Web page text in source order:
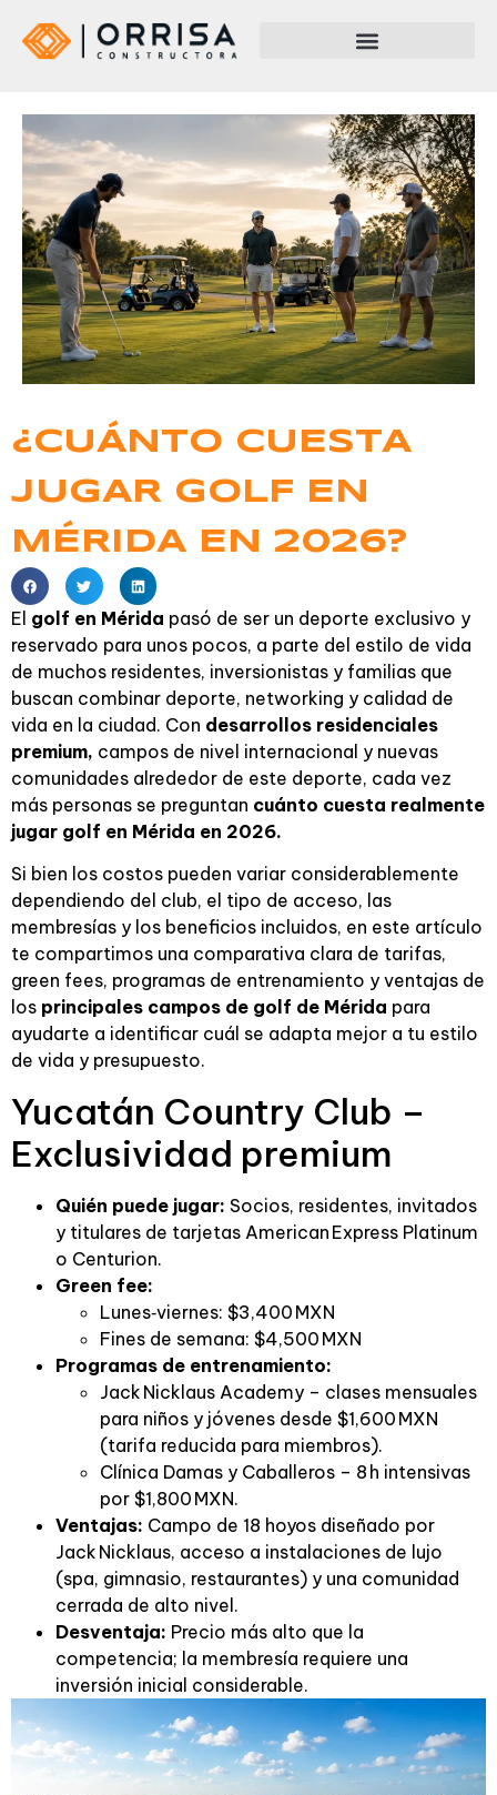
¿CUÁNTO CUESTA
JUGAR GOLF EN
MÉRIDA EN 2026?
El golf en Mérida pasó de ser un deporte exclusivo y
reservado para unos pocos, a parte del estilo de vida
de muchos residentes, inversionistas y familias que
buscan combinar deporte, networking y calidad de
vida en la ciudad. Con desarrollos residenciales
premium, campos de nivel internacional y nuevas
comunidades alrededor de este deporte, cada vez
más personas se preguntan cuánto cuesta realmente
jugar golf en Mérida en 2026.
Si bien los costos pueden variar considerablemente
dependiendo del club, el tipo de acceso, las
membresías y los beneficios incluidos, en este artículo
te compartimos una comparativa clara de tarifas,
green fees, programas de entrenamiento y ventajas de
los principales campos de golf de Mérida para
ayudarte a identificar cuál se adapta mejor a tu estilo
de vida y presupuesto.
Yucatán Country Club –
Exclusividad premium
Quién puede jugar: Socios, residentes, invitados
y titulares de tarjetas American Express Platinum
o Centurion.
Green fee:
Lunes‑viernes: $3,400 MXN
Fines de semana: $4,500 MXN
Programas de entrenamiento:
Jack Nicklaus Academy – clases mensuales
para niños y jóvenes desde $1,600 MXN
(tarifa reducida para miembros).
Clínica Damas y Caballeros – 8 h intensivas
por $1,800 MXN.
Ventajas: Campo de 18 hoyos diseñado por
Jack Nicklaus, acceso a instalaciones de lujo
(spa, gimnasio, restaurantes) y una comunidad
cerrada de alto nivel.
Desventaja: Precio más alto que la
competencia; la membresía requiere una
inversión inicial considerable.